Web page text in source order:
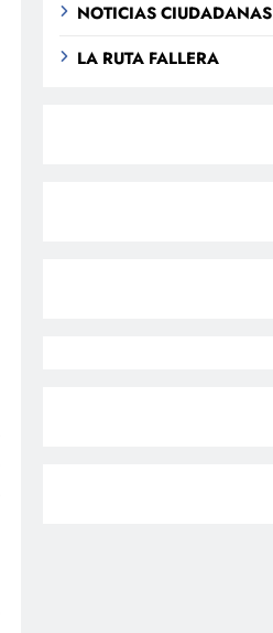
NOTICIAS CIUDADANAS
LA RUTA FALLERA